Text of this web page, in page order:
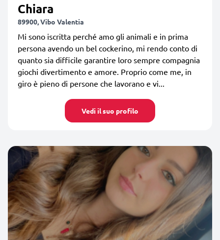
Chiara
89900, Vibo Valentia
Mi sono iscritta perché amo gli animali e in prima
persona avendo un bel cockerino, mi rendo conto di
quanto sia difficile garantire loro sempre compagnia
giochi divertimento e amore. Proprio come me, in
giro è pieno di persone che lavorano e vi...
Vedi il suo profilo